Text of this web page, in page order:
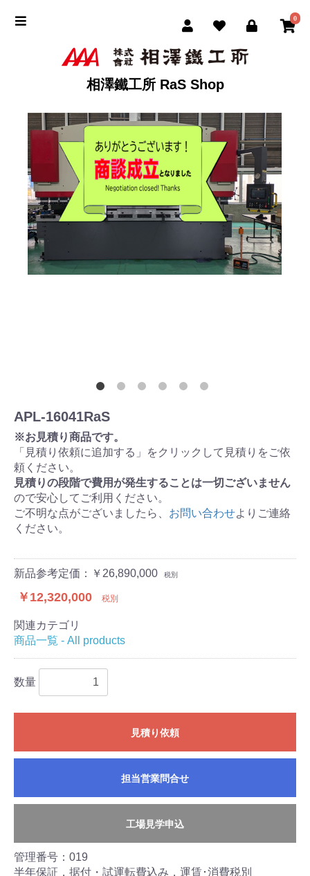
0
相澤鐵工所 RaS Shop
APL-16041RaS
※お見積り商品です。
「見積り依頼に追加する」をクリックして見積りをご依
頼ください。
見積りの段階で費用が発生することは一切ございません
ので安心してご利用ください。
ご不明な点がございましたら、 お問い合わせよりご連絡
ください。
新品参考定価：￥26,890,000 税別
￥12,320,000 税別
関連カテゴリ
商品一覧 - All products
数量
見積り依頼
担当営業問合せ
工場見学申込
管理番号：019
半年保証，据付・試運転費込み，運賃･消費税別